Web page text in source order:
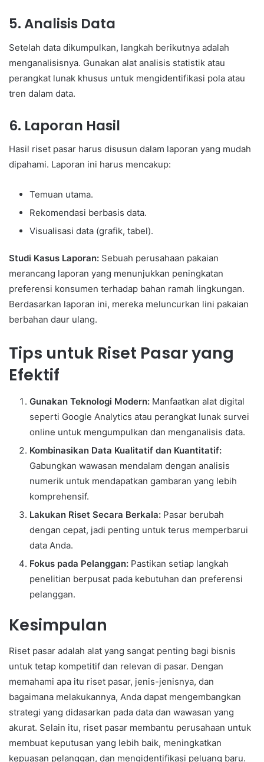
5.Analisis Data
Setelah data dikumpulkan, langkah berikutnya adalah
menganalisisnya. Gunakan alat analisis statistik atau
perangkat lunak khusus untuk mengidentifikasi pola atau
tren dalam data.
6. Laporan Hasil
Hasil riset pasar harus disusun dalam laporan yang mudah
dipahami. Laporan ini harus mencakup:
Temuan utama.
Rekomendasi berbasis data.
Visualisasi data (grafik, tabel).
Studi Kasus Laporan: Sebuah perusahaan pakaian
merancang laporan yang menunjukkan peningkatan
preferensi konsumen terhadap bahan ramah lingkungan.
Berdasarkan laporan ini, mereka meluncurkan lini pakaian
berbahan daur ulang.
Tips untuk Riset Pasar yang
Efektif
Gunakan Teknologi Modern: Manfaatkan alat digital
seperti Google Analytics atau perangkat lunak survei
online untuk mengumpulkan dan menganalisis data.
Kombinasikan Data Kualitatif dan Kuantitatif:
Gabungkan wawasan mendalam dengan analisis
numerik untuk mendapatkan gambaran yang lebih
komprehensif.
Lakukan Riset Secara Berkala: Pasar berubah
dengan cepat, jadi penting untuk terus memperbarui
data Anda.
Fokus pada Pelanggan: Pastikan setiap langkah
penelitian berpusat pada kebutuhan dan preferensi
pelanggan.
Kesimpulan
Riset pasar adalah alat yang sangat penting bagi bisnis
untuk tetap kompetitif dan relevan di pasar. Dengan
memahami apa itu riset pasar, jenis-jenisnya, dan
bagaimana melakukannya, Anda dapat mengembangkan
strategi yang didasarkan pada data dan wawasan yang
akurat. Selain itu, riset pasar membantu perusahaan untuk
membuat keputusan yang lebih baik, meningkatkan
kepuasan pelanggan, dan mengidentifikasi peluang baru.